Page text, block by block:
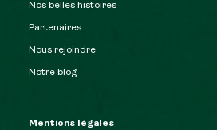
Nos belles histoires
Partenaires
Nous rejoindre
Notre blog
Mentions légales